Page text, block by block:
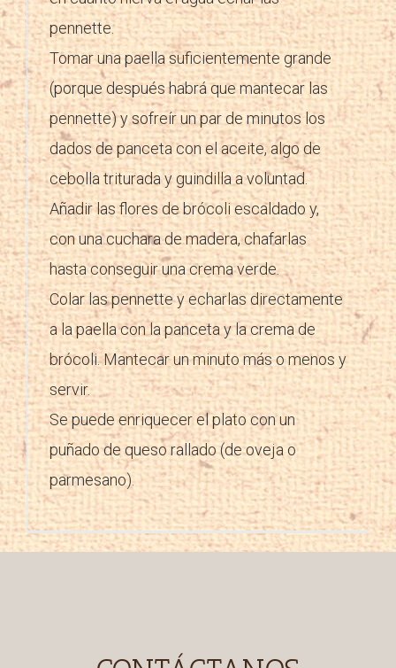
pennette.
Tomar una paella suficientemente grande
(porque después habrá que mantecar las
pennette) y sofreír un par de minutos los
dados de panceta con el aceite, algo de
cebolla triturada y guindilla a voluntad.
Añadir las flores de brócoli escaldado y,
con una cuchara de madera, chafarlas
hasta conseguir una crema verde.
Colar las pennette y echarlas directamente
a la paella con la panceta y la crema de
brócoli. Mantecar un minuto más o menos y
servir.
Se puede enriquecer el plato con un
puñado de queso rallado (de oveja o
parmesano).